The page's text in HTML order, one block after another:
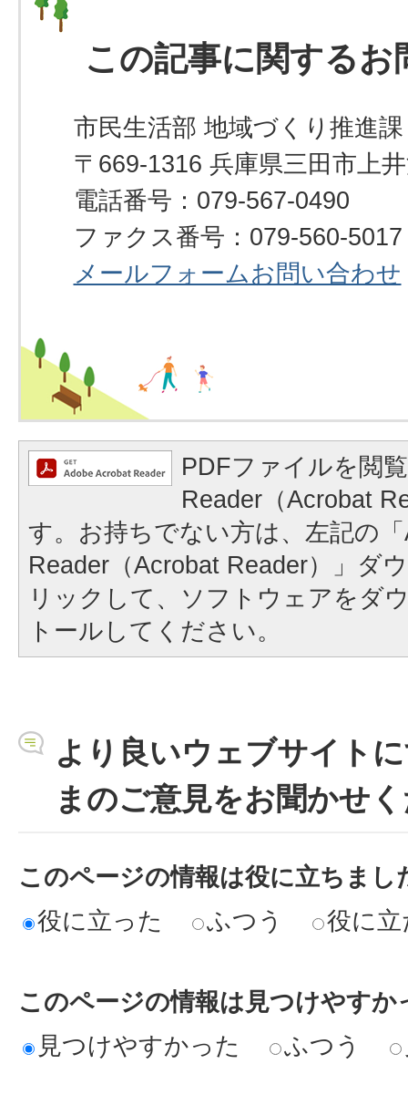
この記事に関するお
市民生活部 地域づくり推進
〒669-1316 兵庫県三田市上
電話番号：079-567-0490
ファクス番号：079-560-5017
メールフォームお問い合わせ
PDFファイルを閲
Reader（Acrobat
す。お持ちでない方は、左記の
Reader（Acrobat Reader）」ダ
リックして、ソフトウェアをダ
トールしてください。
より良いウェブサイト
まのご意見をお聞かせ
このページの情報は役に立ちまし
役に立った
ふつう 役に
このページの情報は見つけやすか
見つけやすかった
ふつう